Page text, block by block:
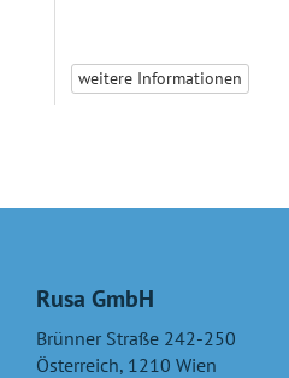
weitere Informationen
Rusa GmbH
Brünner Straße 242-250
Österreich, 1210 Wien